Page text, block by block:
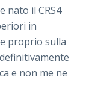
nato il CRS4
in
proprio sulla
e non me ne